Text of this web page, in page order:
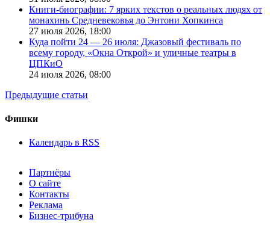
Книги-биографии: 7 ярких текстов о реальных людях от
монахинь Средневековья до Энтони Хопкинса
27 июля 2026, 18:00
Куда пойти 24 — 26 июля: Джазовый фестиваль по
всему городу, «Окна Открой» и уличные театры в
ЦПКиО
24 июля 2026, 08:00
Предыдущие статьи
Фишки
Календарь в RSS
Партнёры
О сайте
Контакты
Реклама
Бизнес-трибуна